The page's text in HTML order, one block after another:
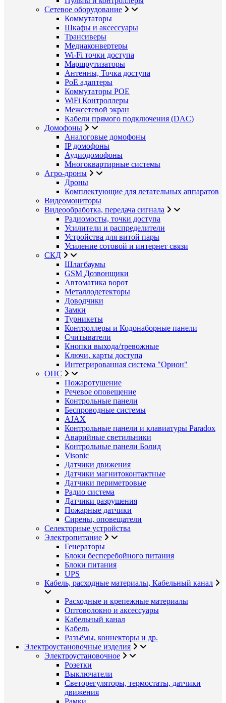
Сетевое оборудование
Коммутаторы
Шкафы и аксессуары
Трансиверы
Медиаконвертеры
Wi-Fi точки доступа
Маршрутизаторы
Антенны, Точка доступа
PoE адаптеры
Коммутаторы POE
WiFi Контроллеры
Межсетевой экран
Кабели прямого подключения (DAC)
Домофоны
Аналоговые домофоны
IP домофоны
Аудиодомофоны
Многоквартирные системы
Агро-дроны
Дроны
Комплектующие для летательных аппаратов
Видеомониторы
Видеообработка, передача сигнала
Радиомосты, точки доступа
Усилители и распределители
Устройства для витой пары
Усиление сотовой и интернет связи
СКД
Шлагбаумы
GSM Дозвонщики
Автоматика ворот
Металлодетекторы
Доводчики
Замки
Турникеты
Контроллеры и Кодонаборные панели
Считыватели
Кнопки выхода/тревожные
Ключи, карты доступа
Интегрированная система "Орион"
ОПС
Пожаротушение
Речевое оповещение
Контрольные панели
Беспроводные системы
AJAX
Контрольные панели и клавиатуры Paradox
Аварийные светильники
Контрольные панели Болид
Visonic
Датчики движения
Датчики магнитоконтактные
Датчики периметровые
Радио система
Датчики разрушения
Пожарные датчики
Сирены, оповещатели
Селекторные устройства
Электропитание
Генераторы
Блоки бесперебойного питания
Блоки питания
UPS
Кабель, расходные материалы, Кабельный канал
Расходные и крепежные материалы
Оптоволокно и аксессуары
Кабельный канал
Кабель
Разъёмы, коннекторы и др.
Электроустановочные изделия
Электроустановочное
Розетки
Выключатели
Светорегуляторы, термостаты, датчики
движения
Рамки